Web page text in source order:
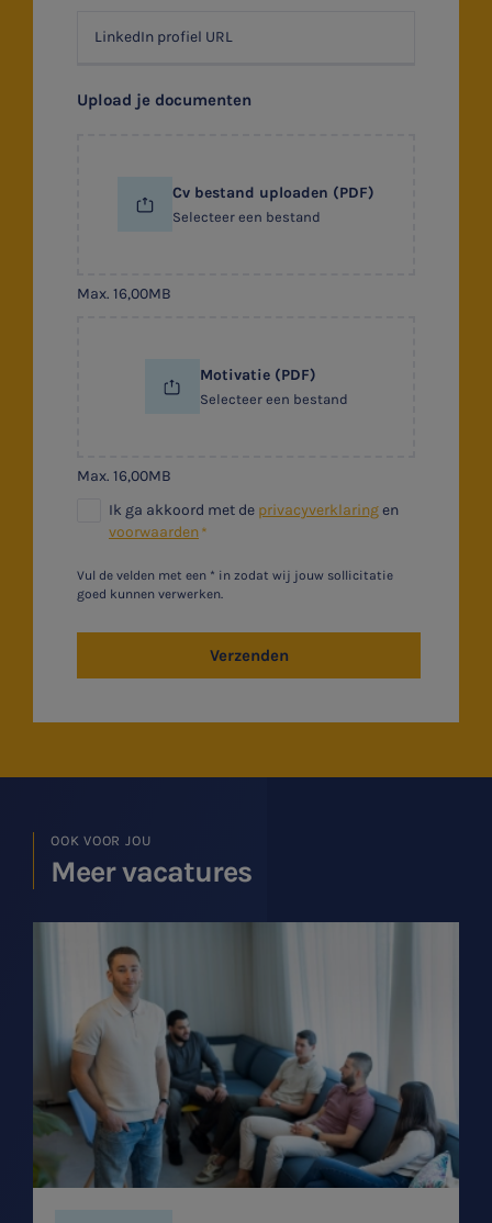
Upload je documenten
Cv bestand uploaden (PDF)
Selecteer een bestand
Max. 16,00MB
Motivatie (PDF)
Selecteer een bestand
Max. 16,00MB
Ik ga akkoord met de privacyverklaringen
voorwaarden
Vul de velden met een * in zodat wij jouw sollicitatie
goed kunnen verwerken.
Verzenden
OOK VOOR JOU
Meer vacatures